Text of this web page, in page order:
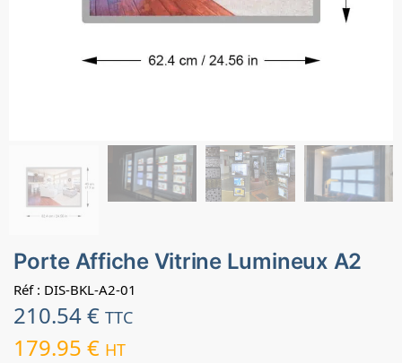
Porte Affiche Vitrine Lumineux A2
Réf : DIS-BKL-A2-01
210.54€ TTC
179.95 € HT